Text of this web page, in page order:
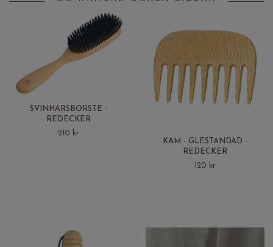
SVINHÅRSBORSTE -
REDECKER
210 kr
KAM - GLESTANDAD -
REDECKER
120 kr